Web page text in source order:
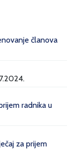
članova
radnika u
za prijem